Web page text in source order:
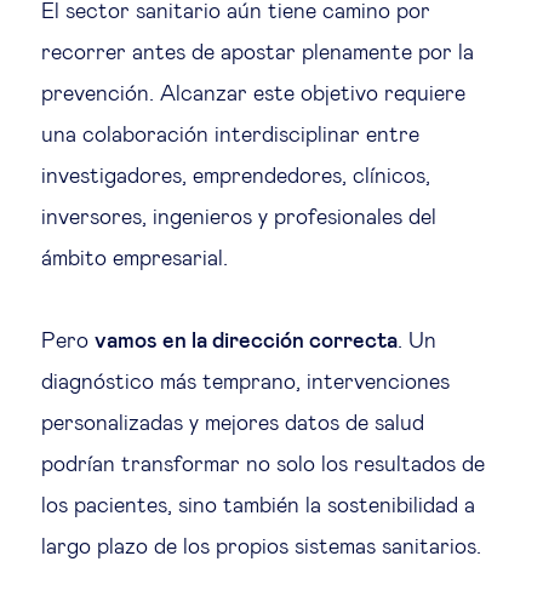
El sector sanitario aún tiene camino por
recorrer antes de apostar plenamente por la
prevención. Alcanzar este objetivo requiere
una colaboración interdisciplinar entre
investigadores, emprendedores, clínicos,
inversores, ingenieros y profesionales del
ámbito empresarial.
Pero vamos en la dirección correcta. Un
diagnóstico más temprano, intervenciones
personalizadas y mejores datos de salud
podrían transformar no solo los resultados de
los pacientes, sino también la sostenibilidad a
largo plazo de los propios sistemas sanitarios.